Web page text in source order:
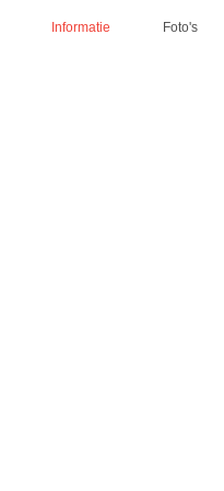
Informatie Foto's